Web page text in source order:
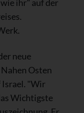
ihr" auf der
neue
Osten
Israel. "Wir
Wichtigste